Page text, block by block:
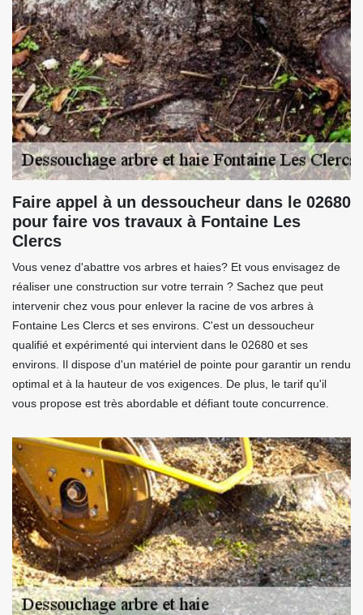
Faire appel à un dessoucheur dans le 02680
pour faire vos travaux à Fontaine Les
Clercs
Vous venez d'abattre vos arbres et haies? Et vous envisagez de
réaliser une construction sur votre terrain ? Sachez que peut
intervenir chez vous pour enlever la racine de vos arbres à
Fontaine Les Clercs et ses environs. C'est un dessoucheur
qualifié et expérimenté qui intervient dans le 02680 et ses
environs. Il dispose d'un matériel de pointe pour garantir un rendu
optimal et à la hauteur de vos exigences. De plus, le tarif qu'il
vous propose est très abordable et défiant toute concurrence.